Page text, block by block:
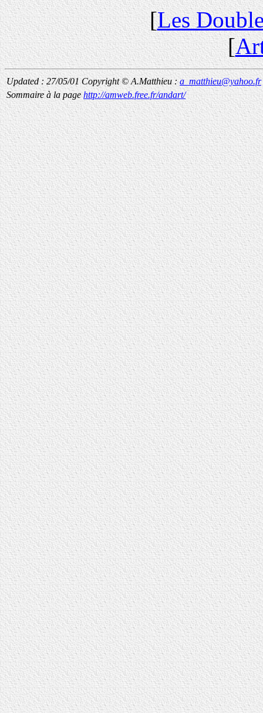
[Les
[
Updated : 27/05/01 Copyright © A.Matthieu :a_matthieu@yahoo.fr
Sommaire à la pagehttp://amweb.free.fr/andart/